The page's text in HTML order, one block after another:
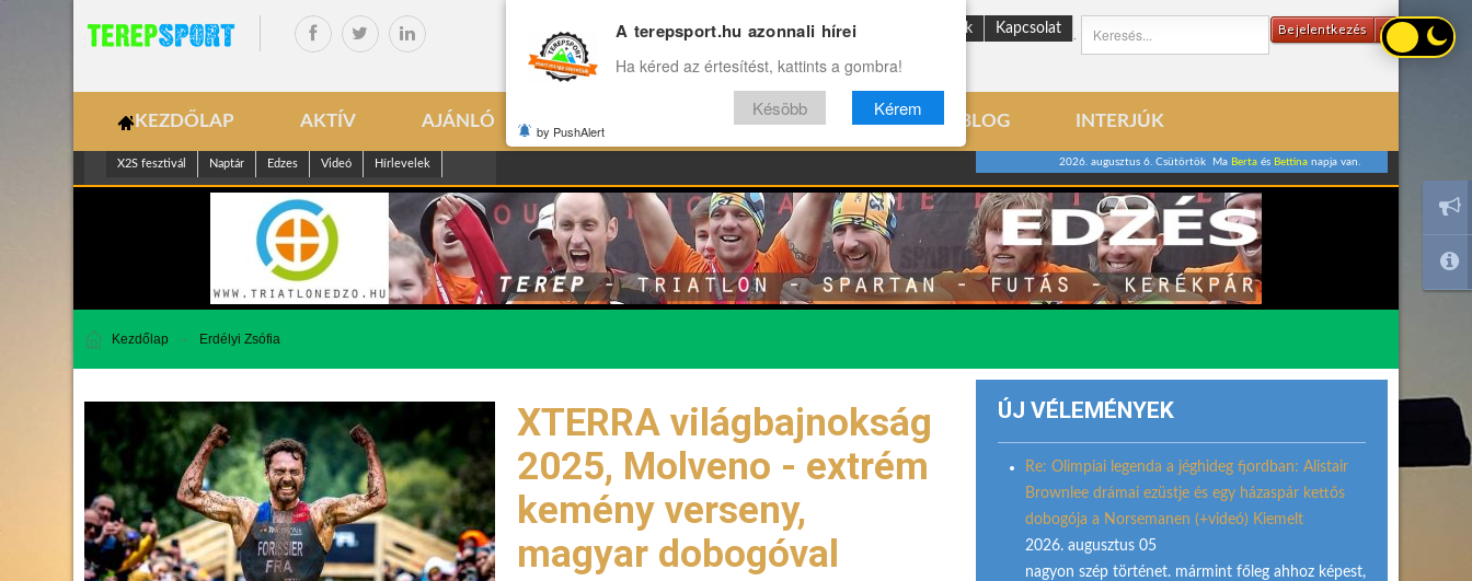
Bejelentkezés
ENG Reviews Archívum Rólunk Kapcsolat
KEZDŐLAP AKTÍV AJÁNLÓ ÉLETMÓD VILÁG BLOG INTERJÚK
X2S fesztivál Naptár Edzes Videó Hírlevelek 2026. augusztus 6. Csütörtök Ma Bertaés Bettinanapja van.
Kezdőlap Erdélyi Zsófia
XTERRA világbajnokság
2025, Molveno - extrém
kemény verseny,
magyar dobogóval
ÚJ VÉLEMÉNYEK
Re: Olimpiai legenda a jéghideg fjordban: Alistair
Brownlee drámai ezüstje és egy házaspár kettős
dobogója a Norsemanen (+videó) Kiemelt
2026. augusztus 05
nagyon szép történet. mármint főleg ahhoz képest,
A terepsport.hu azonnali hírei
Ha kéred az értesítést, kattints a gombra!
Késöbb Kérem
by PushAlert